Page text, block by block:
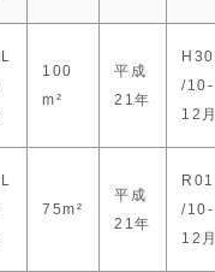
100
m²
平成
21年
H30
/10-
12
75m²
平成
21年
R01
/10-
12